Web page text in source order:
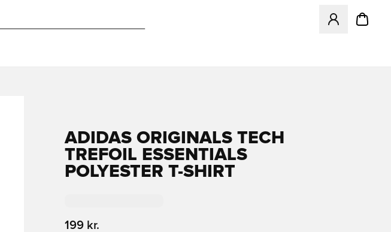
Åbner en
ADIDAS ORIGINALS TECH
TREFOIL ESSENTIALS
POLYESTER T-SHIRT
199 kr.